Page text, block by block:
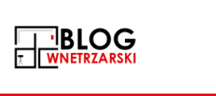
content